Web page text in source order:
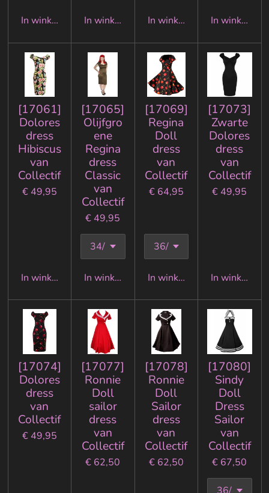
In winkelwagenIn winkelwagenIn winkelwagenIn
[17061]
Dolores
dress
Hibiscus
van
Collectif
€ 49,95
In winkelwagen
[17065]
Olijfgro
ene
Regina
dress
Classic
van
Collectif
€ 49,95
In winkelwagen
[17069]
Regina
Doll
dress
van
Collectif
€ 64,95
In winkelwagen
[17073]
Zwarte
Dolores
dress
van
Collectif
€ 49,95
In
[17074]
Dolores
dress
van
Collectif
€ 49,95
[17077]
Ronnie
Doll
sailor
dress
van
Collectif
€ 62,50
[17078]
Ronnie
Doll
Sailor
dress
van
Collectif
€ 62,50
[17080]
Sindy
Doll
Dress
Sailor
van
Collectif
€ 67,50